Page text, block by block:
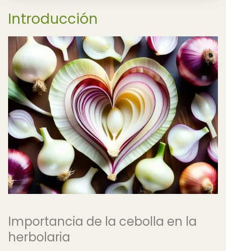
Introducción
Importancia de la cebolla en la
herbolaria